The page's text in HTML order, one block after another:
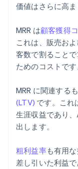
価値はさらに高ま
MRR は顧客獲得
これは、販売お
客数で割ること
ためのコストです
MRR に関連する
(LTV) です。これ
生涯収益であり
出します。
粗利益率も有用
差し引いた利益